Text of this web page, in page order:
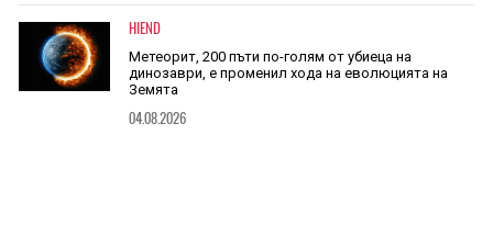
HIEND
Метеорит, 200 пъти по-голям от убиеца на
динозаври, е променил хода на еволюцията на
Земята
04.08.2026